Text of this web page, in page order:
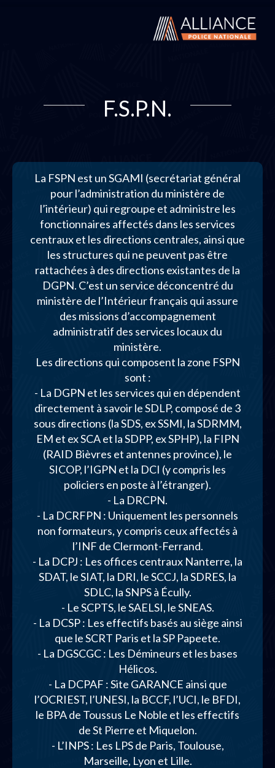
F.S.P.N.
La FSPN est un SGAMI (secrétariat général
pour l’administration du ministère de
l’intérieur) qui regroupe et administre les
fonctionnaires affectés dans les services
centraux et les directions centrales, ainsi que
les structures qui ne peuvent pas être
rattachées à des directions existantes de la
DGPN. C’est un service déconcentré du
ministère de l’Intérieur français qui assure
des missions d’accompagnement
administratif des services locaux du
ministère.
Les directions qui composent la zone FSPN
sont :
- La DGPN et les services qui en dépendent
directement à savoir le SDLP, composé de 3
sous directions (la SDS, ex SSMI, la SDRMM,
EM et ex SCA et la SDPP, ex SPHP), la FIPN
(RAID Bièvres et antennes province), le
SICOP, l’IGPN et la DCI (y compris les
policiers en poste à l’étranger).
- La DRCPN.
- La DCRFPN : Uniquement les personnels
non formateurs, y compris ceux affectés à
l’INF de Clermont-Ferrand.
- La DCPJ : Les offices centraux Nanterre, la
SDAT, le SIAT, la DRI, le SCCJ, la SDRES, la
SDLC, la SNPS à Écully.
- Le SCPTS, le SAELSI, le SNEAS.
- La DCSP : Les effectifs basés au siège ainsi
que le SCRT Paris et la SP Papeete.
- La DGSCGC : Les Démineurs et les bases
Hélicos.
- La DCPAF : Site GARANCE ainsi que
l’OCRIEST, l’UNESI, la BCCF, l’UCI, le BFDI,
le BPA de Toussus Le Noble et les effectifs
de St Pierre et Miquelon.
- L’INPS : Les LPS de Paris, Toulouse,
Marseille, Lyon et Lille.